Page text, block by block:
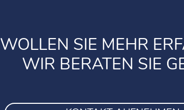
WOLLEN SIE MEHR
WIR BERATEN SIE